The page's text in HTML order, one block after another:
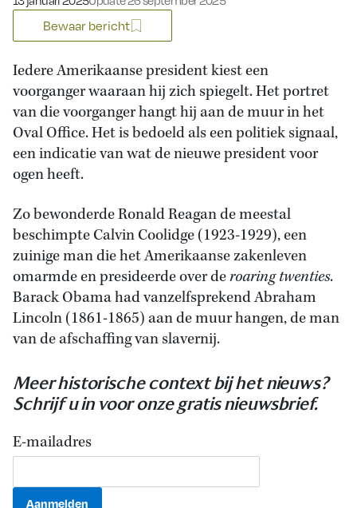
Bewaar bericht
Iedere Amerikaanse president kiest een
voorganger waaraan hij zich spiegelt. Het portret
van die voorganger hangt hij aan de muur in het
Oval Office. Het is bedoeld als een politiek signaal,
een indicatie van wat de nieuwe president voor
ogen heeft.
Zo bewonderde Ronald Reagan de meestal
beschimpte Calvin Coolidge (1923-1929), een
zuinige man die het Amerikaanse zakenleven
omarmde en presideerde over deroaring twenties.
Barack Obama had vanzelfsprekend Abraham
Lincoln (1861-1865) aan de muur hangen, de man
van de afschaffing van slavernij.
Meer historische context bij het nieuws?
Schrijf u in voor onze gratis nieuwsbrief.
E-mailadres